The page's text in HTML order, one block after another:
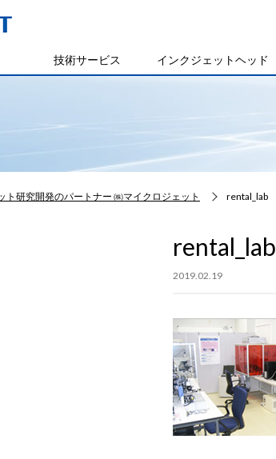
技術サービス インクジェットヘッド
ト研究開発のパートナー ㈱マイクロジェット rental_lab
rental_lab
2019.02.19